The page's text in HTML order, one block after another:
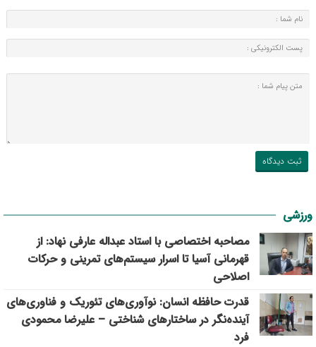
ورزشی
مصاحبه اختصاصی با استاد عبداله عارفی نهاد: از
قهرمانی آسیا تا اسرار سیستم‌های تمرینی و حرکات
اصلاحی
قدرت حافظه انسان: نوآوری‌های تئوریک و فناوری‌های
آینده‌نگر در ساختارهای شناختی – علیرضا محمودی
فرد